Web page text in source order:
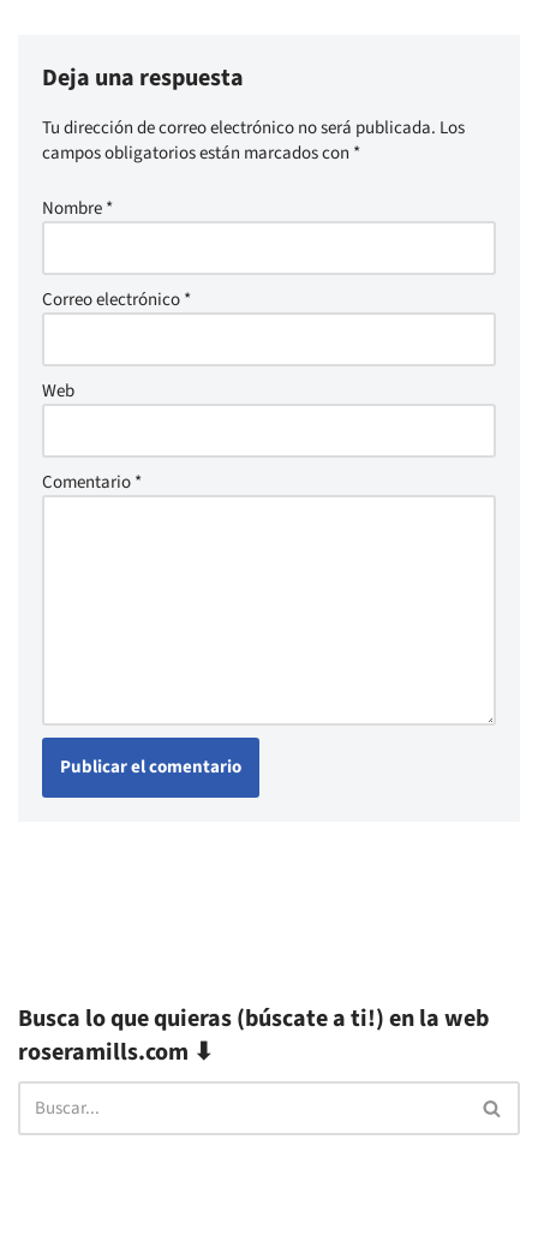
Deja una respuesta
Tu dirección de correo electrónico no será publicada. Los
campos obligatorios están marcados con *
Nombre*
Correo electrónico*
Web
Comentario*
Busca lo que quieras (búscate a ti!) en la web
roseramills.com ⬇